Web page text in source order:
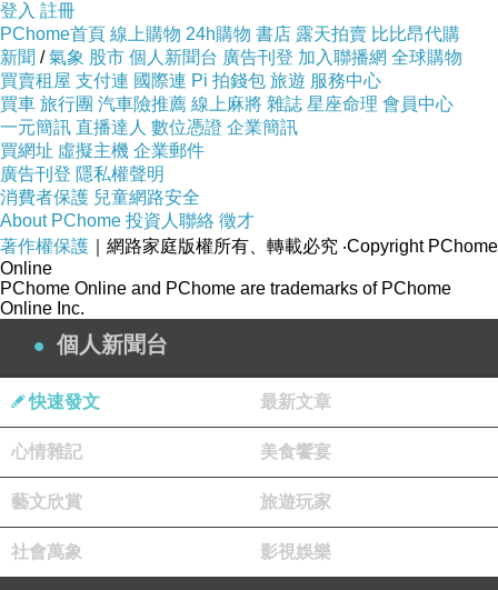
登入 註冊
PChome首頁 線上購物 24h購物 書店 露天拍賣 比比昂代購
新聞 /氣象 股市 個人新聞台 廣告刊登 加入聯播網 全球購物
買賣租屋 支付連 國際連 Pi 拍錢包 旅遊 服務中心
買車 旅行團 汽車險推薦 線上麻將 雜誌 星座命理 會員中心
一元簡訊 直播達人 數位憑證 企業簡訊
買網址 虛擬主機 企業郵件
廣告刊登 隱私權聲明
消費者保護 兒童網路安全
About PChome 投資人聯絡 徵才
著作權保護 ｜網路家庭版權所有、轉載必究 ‧Copyright PChome
Online
PChome Online and PChome are trademarks of PChome
Online Inc.
個人新聞台
快速發文 最新文章
心情雜記 美食饗宴
藝文欣賞 旅遊玩家
社會萬象 影視娛樂